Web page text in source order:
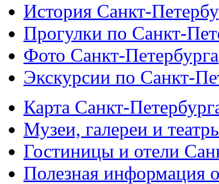
История Санкт-
Прогулки по Санкт-
Фото Санкт-Петербурга
Экскурсии по Санкт-
Карта Санкт-
Музеи, галереи и
Гостиницы и отели
Полезная информация